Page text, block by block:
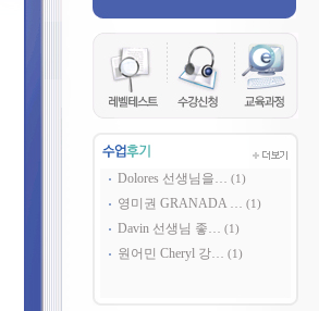
Dolores 선생님을… (1)
영미권 GRANADA … (1)
Davin 선생님 좋… (1)
원어민 Cheryl 강… (1)